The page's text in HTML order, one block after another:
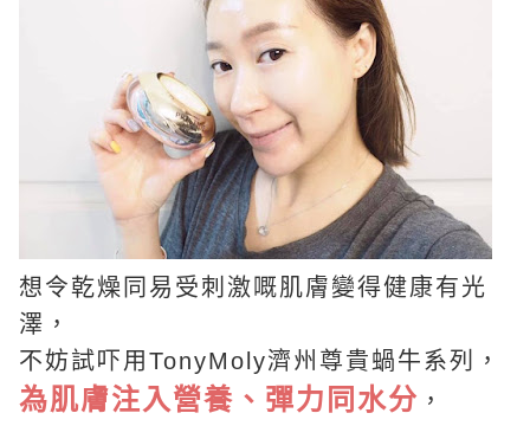
想令乾燥同易受刺激嘅肌膚變得健康有光
澤，
不妨試吓用TonyMoly濟州尊貴蝸牛系列，
為肌膚注入營養、彈力同水分 ，